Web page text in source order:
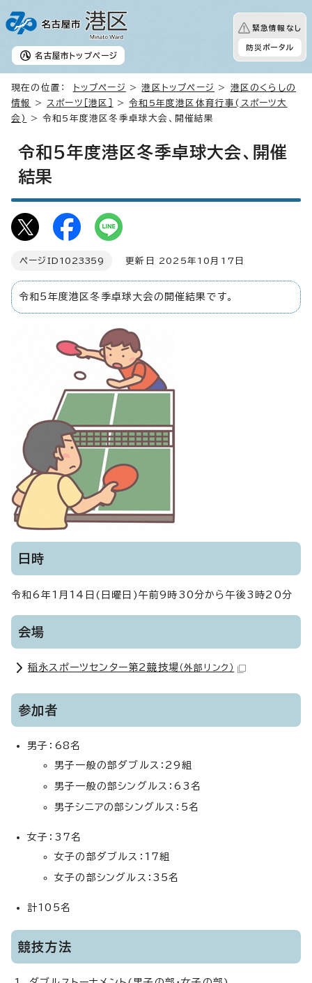
名古屋市 トップページ
緊急情報なし
防災ポータル
現在の位置： トップページ >港区トップページ > 港区のくらしの
情報
> スポーツ［港区］ >令和5年度港区体育行事(スポーツ大
会)
> 令和5年度港区冬季卓球大会、開催結果
令和5年度港区冬季卓球大会、開催
結果
ページID 1023359 更新日 2025年10月17日
令和5年度港区冬季卓球大会の開催結果です。
日時
令和6年1月14日(日曜日)午前9時30分から午後3時20分
会場
稲永スポーツセンター第2競技場 （外部リンク）
参加者
男子：68名
男子一般の部ダブルス：29組
男子一般の部シングルス：63名
男子シニアの部シングルス：5名
女子：37名
女子の部ダブルス：17組
女子の部シングルス：35名
計105名
競技方法